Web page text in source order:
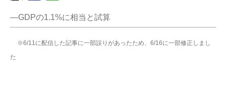
―GDPの1.1%に相当と試算
※6/11に配信した記事に一部誤りがあったため、6/16に一部修正しまし
た